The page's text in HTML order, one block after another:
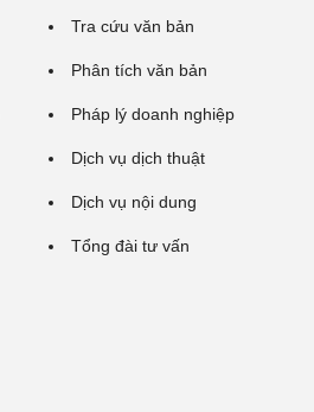
Tra cứu văn bản
Phân tích văn bản
Pháp lý doanh nghiệp
Dịch vụ dịch thuật
Dịch vụ nội dung
Tổng đài tư vấn